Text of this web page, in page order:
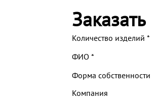
Заказать
Количество изделий *
ФИО *
Форма собственности
Компания